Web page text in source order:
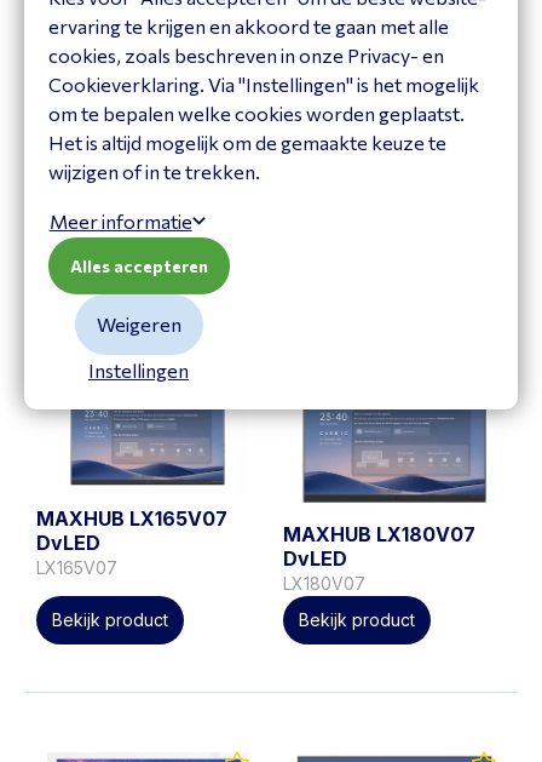
MAXHUB LX138V07
DvLED
Bekijk product
MAXHUB LX165V07
DvLED
LX165V07
Bekijk product
MAXHUB LX180V07
DvLED
LX180V07
Bekijk product
ervaring te krijgen en akkoord te gaan met alle
cookies, zoals beschreven in onze Privacy- en
Cookieverklaring. Via "Instellingen" is het mogelijk
om te bepalen welke cookies worden geplaatst.
Het is altijd mogelijk om de gemaakte keuze te
wijzigen of in te trekken.
Meer informatie
Instellingen
Weigeren
Alles accepteren